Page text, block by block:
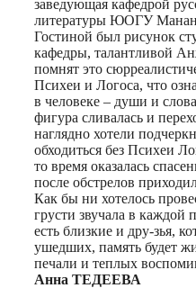
заведующая кафедрой
литературы ЮОГУ
Гостиной был рисунок
кафедры, талантливой
помнят это
Психеи и Логоса, что
в человеке – души и
фигура сливалась и
наглядно хотели
обходиться без Психеи
то время оказалась
после обстрелов
Как бы ни хотелось
грусти звучала в каждой
есть близкие и дру-зья,
ушедших, память будет
печали и теплых
Анна ТЕДЕЕВА